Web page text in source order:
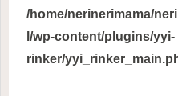
/home/nerinerimama/
l/wp-content/plugins/yyi-
rinker/